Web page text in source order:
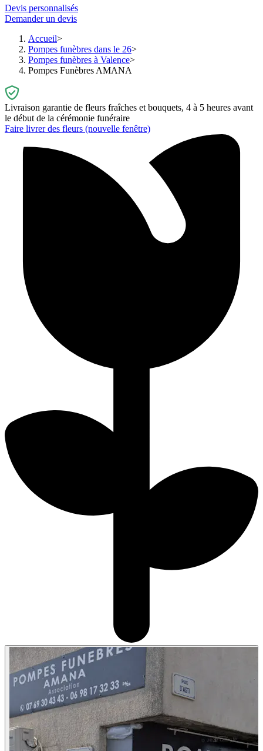
Devis personnalisés
Demander un devis
Accueil
Pompes funèbres dans le 26
Pompes funèbres à Valence
Pompes Funèbres AMANA
Livraison garantie de fleurs fraîches et bouquets, 4 à 5 heures avant
le début de la cérémonie funéraire
Faire livrer des fleurs (nouvelle fenêtre)